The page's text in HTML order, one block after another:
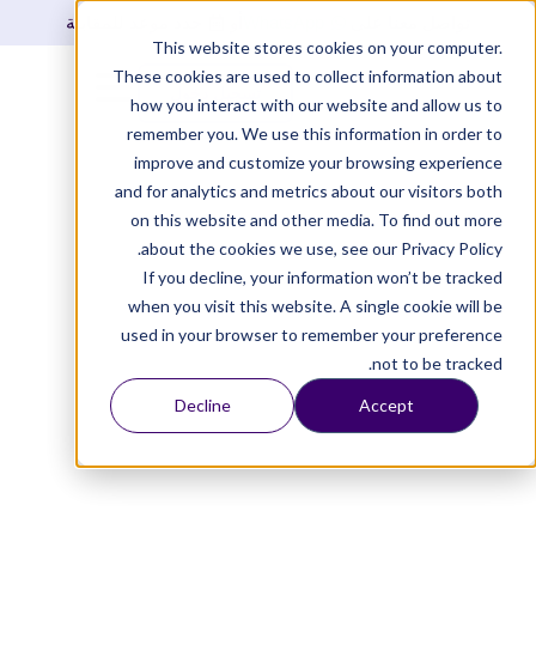
This website stores cookies on your computer.
These cookies are used to collect information about
how you interact with our website and allow us to
remember you. We use this information in order to
improve and customize your browsing experience
and for analytics and metrics about our visitors both
on this website and other media. To find out more
about the cookies we use, see our Privacy Policy.
If you decline, your information won’t be tracked
when you visit this website. A single cookie will be
used in your browser to remember your preference
not to be tracked.
Accept
Decline
حدد موعد للمقابلة